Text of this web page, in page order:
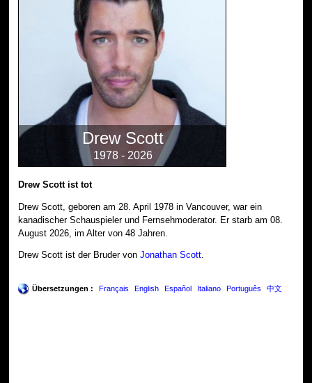
Drew Scott
1978 - 2026
Drew Scott ist tot
Drew Scott, geboren am 28. April 1978 in Vancouver, war ein
kanadischer Schauspieler und Fernsehmoderator. Er starb am 08.
August 2026, im Alter von 48 Jahren.
Drew Scott ist der Bruder vonJonathan Scott.
Übersetzungen : Français English Español Italiano Português 中文